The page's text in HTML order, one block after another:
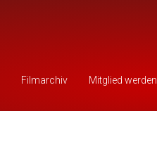
Filmarchiv Mitglied werden